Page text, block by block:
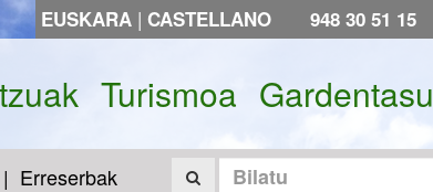
EUSKARA | CASTELLANO 948 30 51 15
Turismoa
Erreserbak